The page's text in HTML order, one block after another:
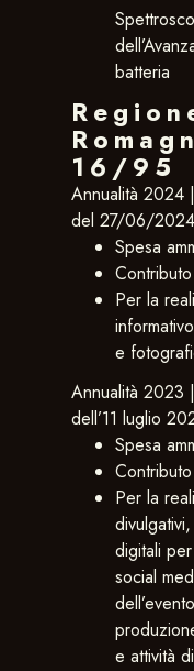
batteria
16/95
Annualità 2024
del 27/06/2024
Spesa
Per la
e
Annualità 2023
dell’11 luglio
Spesa
Per la
digitali
social
e attività